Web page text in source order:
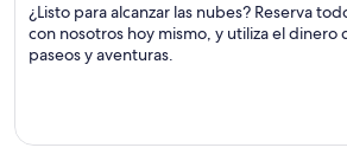
¿Listo para alcanzar las nubes? Reserva
con nosotros hoy mismo, y utiliza el dinero
paseos y aventuras.